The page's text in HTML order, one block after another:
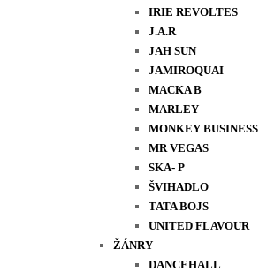
IRIE REVOLTES
J.A.R
JAH SUN
JAMIROQUAI
MACKA B
MARLEY
MONKEY BUSINESS
MR VEGAS
SKA- P
ŠVIHADLO
TATA BOJS
UNITED FLAVOUR
ŽÁNRY
DANCEHALL